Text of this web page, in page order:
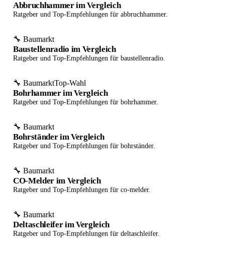
Abbruchhammer im Vergleich
Ratgeber und Top-Empfehlungen für abbruchhammer.
🔧 Baumarkt
Baustellenradio im Vergleich
Ratgeber und Top-Empfehlungen für baustellenradio.
🔧 BaumarktTop-Wahl
Bohrhammer im Vergleich
Ratgeber und Top-Empfehlungen für bohrhammer.
🔧 Baumarkt
Bohrständer im Vergleich
Ratgeber und Top-Empfehlungen für bohrständer.
🔧 Baumarkt
CO-Melder im Vergleich
Ratgeber und Top-Empfehlungen für co-melder.
🔧 Baumarkt
Deltaschleifer im Vergleich
Ratgeber und Top-Empfehlungen für deltaschleifer.